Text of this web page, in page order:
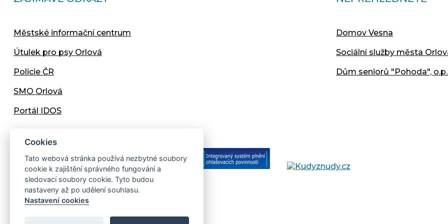
Městské informační centrum
Útulek pro psy Orlová
Policie ČR
SMO Orlová
Portál IDOS
Domov Vesna
Sociální služby města
Dům seniorů "Pohoda",
Copyright © 2013 - 2026 Městský úřad Orlová
Cookies
Tato webová stránka používá nezbytné soubory
cookie k zajištění správného fungování a
sledovací soubory cookie. Tyto budou
nastaveny až po udělení souhlasu.
Nastavení cookies